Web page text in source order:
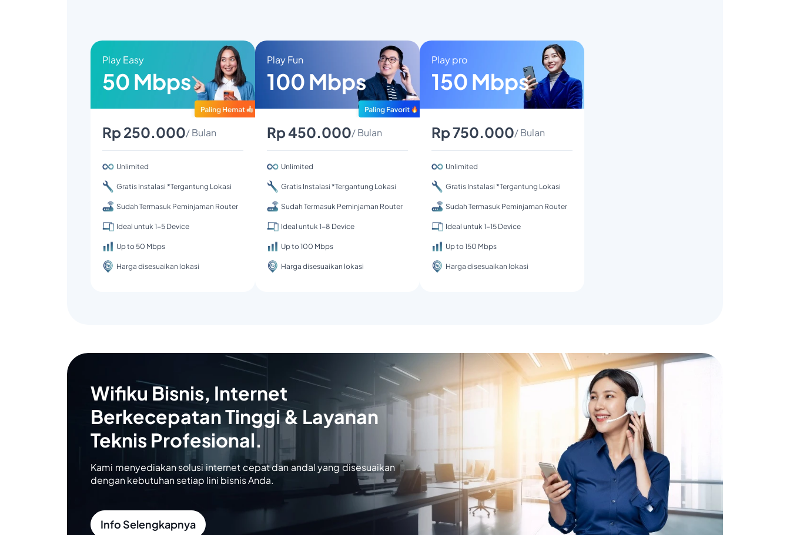
Play Easy
50 Mbps
Rp 250.000/ Bulan
Unlimited
Gratis Instalasi *Tergantung Lokasi
Sudah Termasuk Peminjaman Router
Ideal untuk 1-5 Device
Up to 50 Mbps
Harga disesuaikan lokasi
Play Fun
100 Mbps
Rp 450.000/ Bulan
Unlimited
Gratis Instalasi *Tergantung Lokasi
Sudah Termasuk Peminjaman Router
Ideal untuk 1-8 Device
Up to 100 Mbps
Harga disesuaikan lokasi
Play pro
150 Mbps
Rp 750.000/ Bulan
Unlimited
Gratis Instalasi *Tergantung Lokasi
Sudah Termasuk Peminjaman Router
Ideal untuk 1-15 Device
Up to 150 Mbps
Harga disesuaikan lokasi
Wifiku Bisnis, Internet
Berkecepatan Tinggi & Layanan
Teknis Profesional.
Kami menyediakan solusi internet cepat dan andal yang disesuaikan
dengan kebutuhan setiap lini bisnis Anda.
Info Selengkapnya